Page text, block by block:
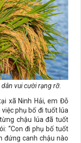
vui cười rạng rỡ.
xã Ninh Hải, em Đỗ
phụ bố đi tuốt lúa
chậu lúa đã tuốt
“Con đi phụ bố tuốt
đứng canh chậu nào